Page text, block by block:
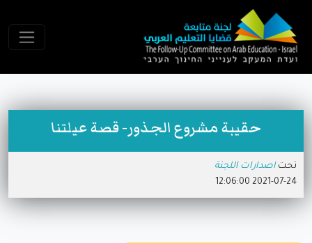
حقيبة مشروع الجذور- قصة عيلتنا
تحت اصدارات اللجنة
2021-07-24 12:06:00